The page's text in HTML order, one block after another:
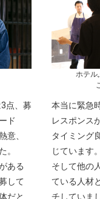
点、募
ド
意、
。
ある
して
だと
ホテル
本当に緊急
レスポンス
タイミング
じています。
そして他の
ている人材
チしていま